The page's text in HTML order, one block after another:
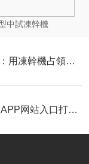
中試凍幹機
北京蕾丝视频APP网站入口：用凍幹機占領製造領域
嚴把生產製造關口 蕾丝视频APP网站入口打造品牌